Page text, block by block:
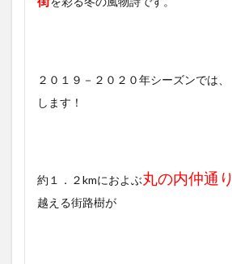
２０１９－２０２０年シーズンでは、
します！
約１．２kmにおよぶ丸の内仲通り
越える街路樹が